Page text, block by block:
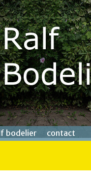
bodelier contact